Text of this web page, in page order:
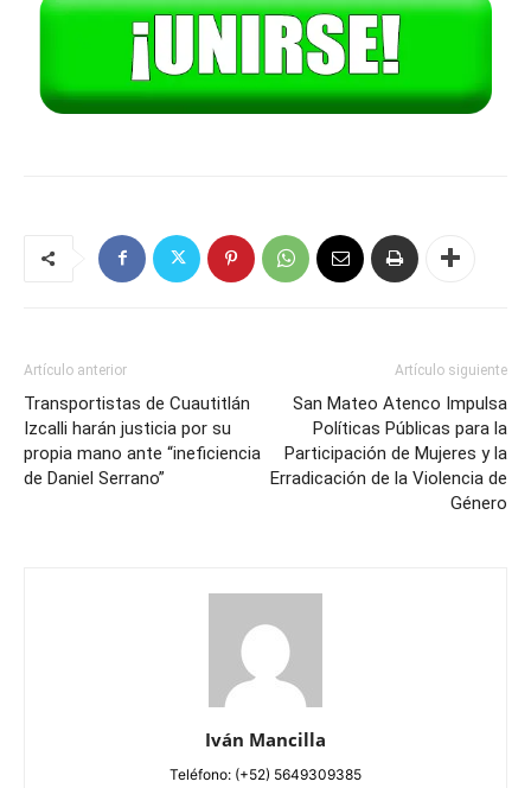
Artículo anterior
Transportistas de Cuautitlán
Izcalli harán justicia por su
propia mano ante “ineficiencia
de Daniel Serrano”
Artículo siguiente
San Mateo Atenco Impulsa
Políticas Públicas para la
Participación de Mujeres y la
Erradicación de la Violencia de
Género
Iván Mancilla
Teléfono: (+52) 5649309385